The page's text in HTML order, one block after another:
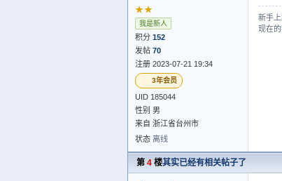
★★
我是新人
积分 152
发帖 70
注册 2023-07-21 19:34
3年会员
UID 185044
性别 男
来自 浙江省台州市
状态 离线
新手
现在
第 4 楼其实已经有相关帖子了